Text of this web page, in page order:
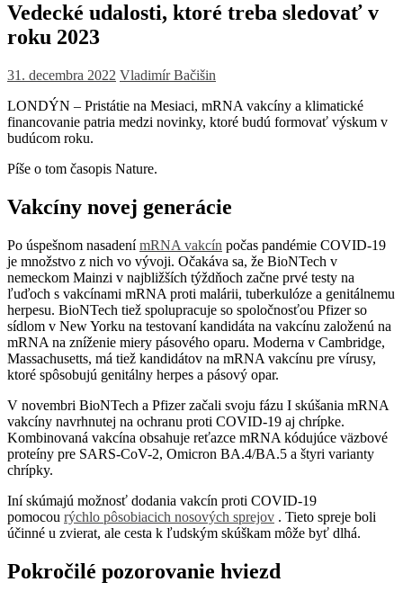
Vedecké udalosti, ktoré treba sledovať v
roku 2023
31. decembra 2022 Vladimír Bačišin
LONDÝN – Pristátie na Mesiaci, mRNA vakcíny a klimatické
financovanie patria medzi novinky, ktoré budú formovať výskum v
budúcom roku.
Píše o tom časopis Nature.
Vakcíny novej generácie
Po úspešnom nasadenímRNA vakcín počas pandémie COVID-19
je množstvo z nich vo vývoji. Očakáva sa, že BioNTech v
nemeckom Mainzi v najbližších týždňoch začne prvé testy na
ľuďoch s vakcínami mRNA proti malárii, tuberkulóze a genitálnemu
herpesu. BioNTech tiež spolupracuje so spoločnosťou Pfizer so
sídlom v New Yorku na testovaní kandidáta na vakcínu založenú na
mRNA na zníženie miery pásového oparu. Moderna v Cambridge,
Massachusetts, má tiež kandidátov na mRNA vakcínu pre vírusy,
ktoré spôsobujú genitálny herpes a pásový opar.
V novembri BioNTech a Pfizer začali svoju fázu I skúšania mRNA
vakcíny navrhnutej na ochranu proti COVID-19 aj chrípke.
Kombinovaná vakcína obsahuje reťazce mRNA kódujúce väzbové
proteíny pre SARS-CoV-2, Omicron BA.4/BA.5 a štyri varianty
chrípky.
Iní skúmajú možnosť dodania vakcín proti COVID-19
pomocou rýchlo pôsobiacich nosových sprejov . Tieto spreje boli
účinné u zvierat, ale cesta k ľudským skúškam môže byť dlhá.
Pokročilé pozorovanie hviezd